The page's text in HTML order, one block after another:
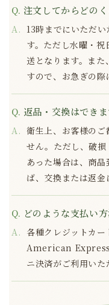
注文してからどの
13時までにいただ
す。ただし水曜・
送となります。ま
すので、お急ぎの際
返品・交換はできま
衛生上、お客様のご
せん。ただし、破
あった場合は、商
ば、交換または返金
どのような支払い
各種クレジットカ
American
ニ決済がご利用いた